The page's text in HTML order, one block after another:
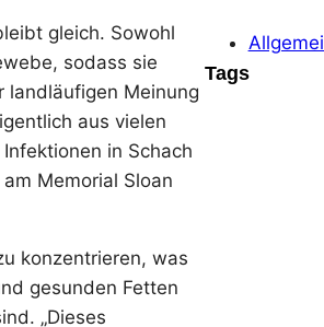
gleich. Sowohl
sodass sie
landläufigen Meinung
aus vielen
in Schach
Memorial Sloan
konzentrieren, was
gesunden Fetten
„Dieses
Tags